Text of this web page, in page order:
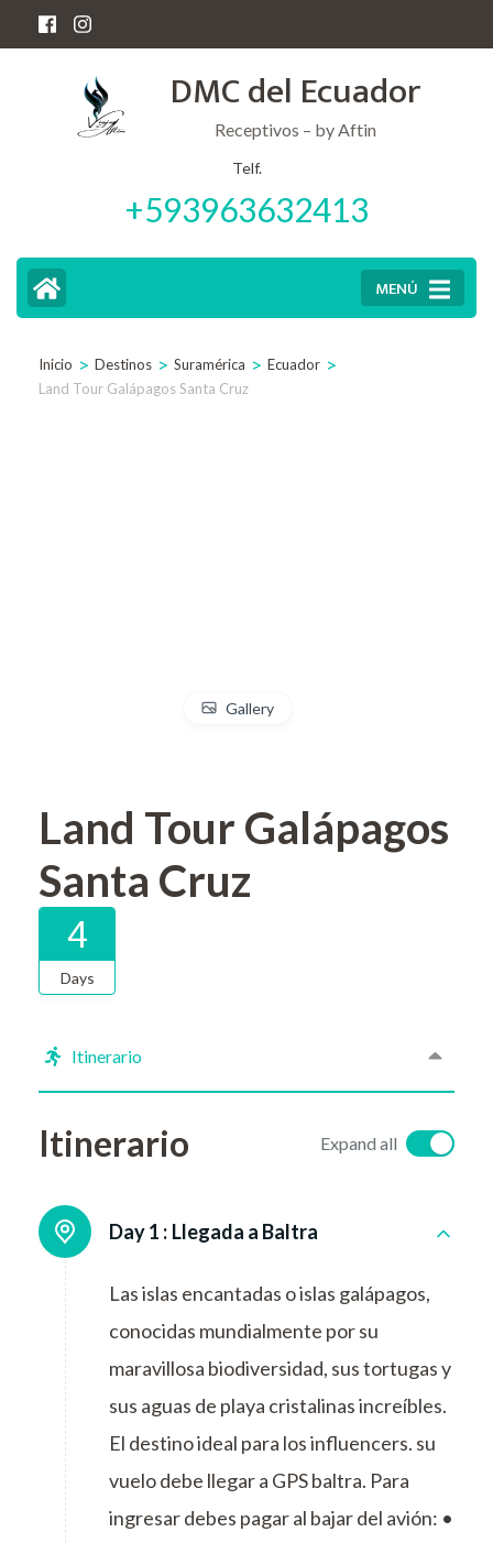
Saltar
al
contenido
(presiona
DMC del Ecuador
Receptivos – by Aftin
Telf.
+593963632413
MENÚ
Inicio > Destinos > Suramérica > Ecuador >
Land Tour Galápagos Santa Cruz
Gallery
Land Tour Galápagos
Santa Cruz
4
Days
Itinerario
Itinerario Expand all
Day 1 : Llegada a Baltra
Las islas encantadas o islas galápagos,
conocidas mundialmente por su
maravillosa biodiversidad, sus tortugas y
sus aguas de playa cristalinas increíbles.
El destino ideal para los influencers. su
vuelo debe llegar a GPS baltra. Para
ingresar debes pagar al bajar del avión: •